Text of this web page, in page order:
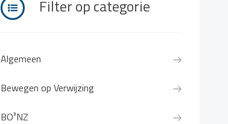
Filter op categorie
Algemeen
Bewegen op Verwijzing
BO³NZ